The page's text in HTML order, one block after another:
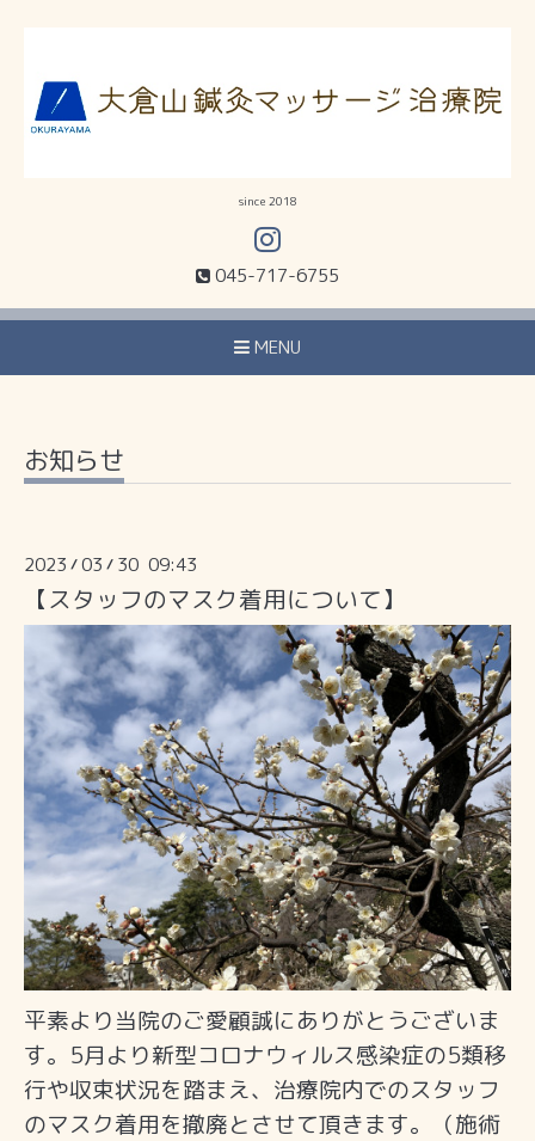
since 2018
045-717-6755
MENU
お知らせ
2023 /03 / 30 09:43
【スタッフのマスク着用について】
平素より当院のご愛顧誠にありがとうございま
す。5月より新型コロナウィルス感染症の5類移
行や収束状況を踏まえ、治療院内でのスタッフ
のマスク着用を撤廃とさせて頂きます。（施術